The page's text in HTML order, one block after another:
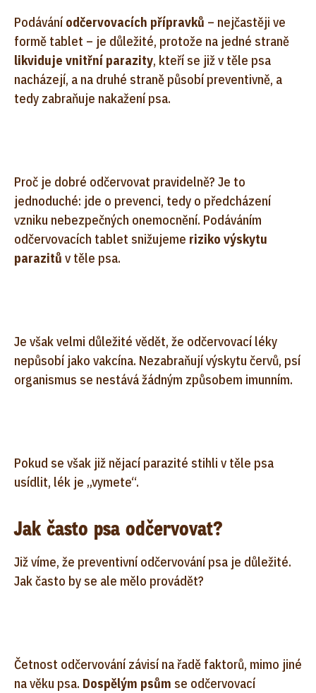
Podávání odčervovacích přípravků – nejčastěji ve
formě tablet – je důležité, protože na jedné straně
likviduje vnitřní parazity, kteří se již v těle psa
nacházejí, a na druhé straně působí preventivně, a
tedy zabraňuje nakažení psa.
Proč je dobré odčervovat pravidelně? Je to
jednoduché: jde o prevenci, tedy o předcházení
vzniku nebezpečných onemocnění. Podáváním
odčervovacích tablet snižujeme riziko výskytu
parazitů v těle psa.
Je však velmi důležité vědět, že odčervovací léky
nepůsobí jako vakcína. Nezabraňují výskytu červů, psí
organismus se nestává žádným způsobem imunním.
Pokud se však již nějací parazité stihli v těle psa
usídlit, lék je „vymete“.
Jak často psa odčervovat?
Již víme, že preventivní odčervování psa je důležité.
Jak často by se ale mělo provádět?
Četnost odčervování závisí na řadě faktorů, mimo jiné
na věku psa. Dospělým psům se odčervovací